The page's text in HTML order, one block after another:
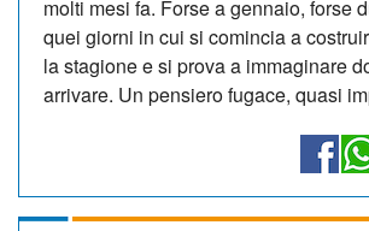
molti mesi fa. Forse a gennaio, forse
quei giorni in cui si comincia a
la stagione e si prova a immaginare
arrivare. Un pensiero fugace, quasi